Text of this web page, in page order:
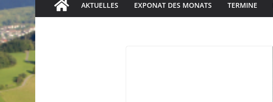
AKTUELLES EXPONAT DES MONATS TERMINE